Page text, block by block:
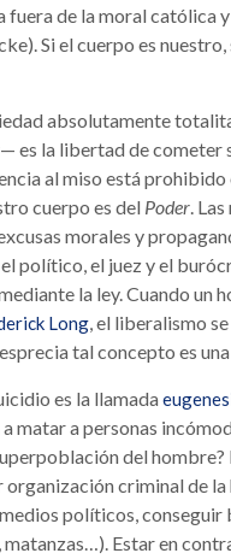
fuera de la moral católica
Si el cuerpo es
absolutamente
es la libertad de cometer
al miso está
cuerpo es del Poder.
morales y
político, el juez y el
la ley. Cuando un
Long, el liberalismo
tal concepto es
es la llamada
a personas
del hombre?
criminal de la
políticos,
Estar en